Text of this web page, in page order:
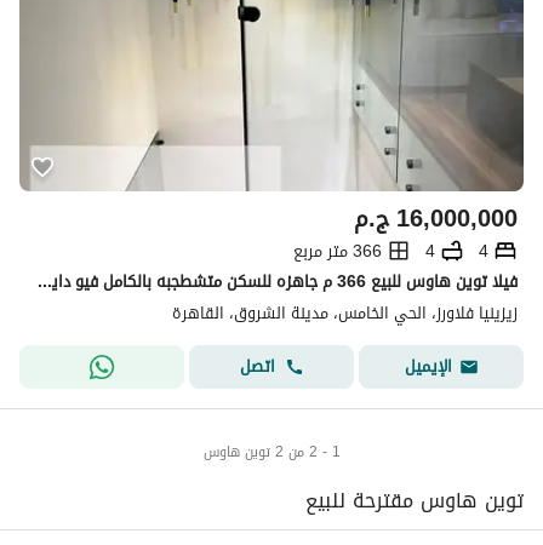
ج.م16,000,000
4
4
366 متر مربع
فيلا توين هاوس للبيع 366 م جاهزه للسكن متشطجبه بالكامل فيو دايركت علي لاند سكيب في اقوي لوكيشن التجمع الخامس
زيزينيا فلاورز، الحي الخامس، مدينة الشروق، القاهرة
الإيميل
اتصل
1 - 2 من 2 توين هاوس
توين هاوس مقترحة للبيع